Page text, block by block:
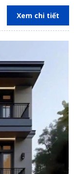
Xem chi tiết